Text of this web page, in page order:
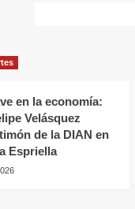
en la economía:
Velásquez
de la DIAN en
Espriella